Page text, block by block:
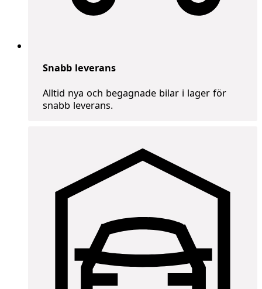
Snabb leverans
Alltid nya och begagnade bilar i lager för
snabb leverans.